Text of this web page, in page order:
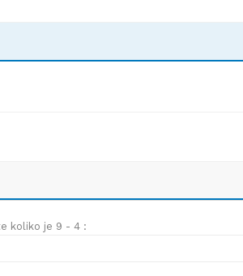
koliko je 9 - 4 :